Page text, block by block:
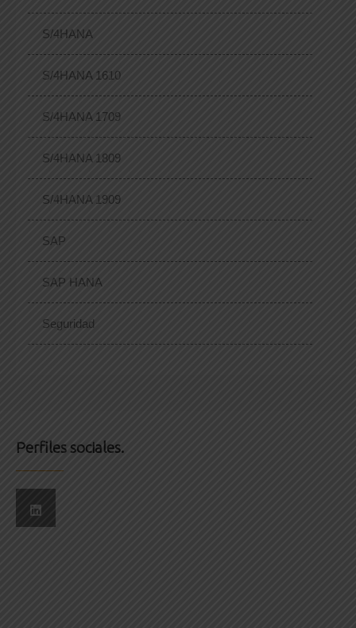
S/4HANA
S/4HANA 1610
S/4HANA 1709
S/4HANA 1809
S/4HANA 1909
SAP
SAP HANA
Seguridad
Perfiles sociales.